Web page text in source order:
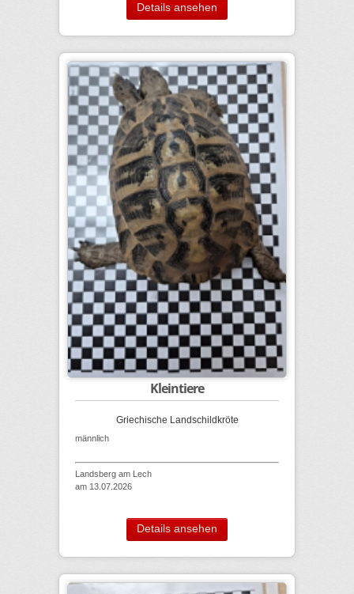
Details ansehen
Kleintiere
Griechische Landschildkröte
männlich
Landsberg am Lech
am 13.07.2026
Details ansehen